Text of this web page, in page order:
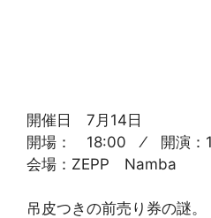
開催日 7月14日
開場： 18:00 ⁄ 開演：
会場：ZEPP Namba
吊皮つきの前売り券の謎。